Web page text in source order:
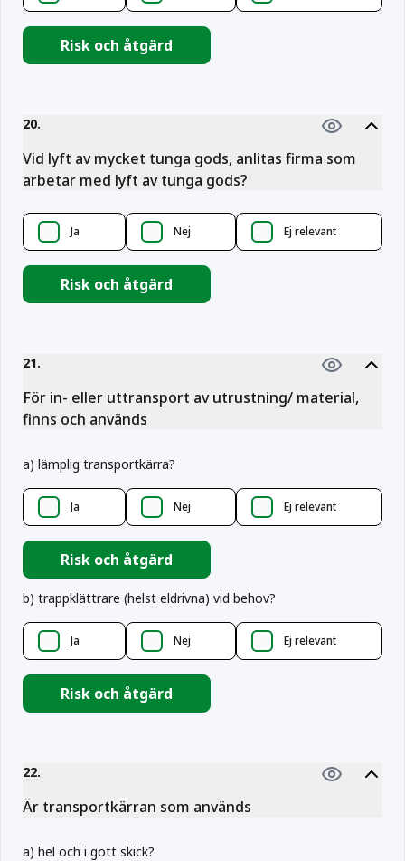
Risk och åtgärd
20.
Vid lyft av mycket tunga gods, anlitas firma som
arbetar med lyft av tunga gods?
Ja Nej Ej relevant
Risk och åtgärd
21.
För in- eller uttransport av utrustning/ material,
finns och används
a) lämplig transportkärra?
Ja Nej Ej relevant
Risk och åtgärd
b) trappklättrare (helst eldrivna) vid behov?
Ja Nej Ej relevant
Risk och åtgärd
22.
Är transportkärran som används
a) hel och i gott skick?